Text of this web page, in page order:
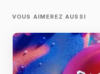
VOUS AIMEREZ AUSSI